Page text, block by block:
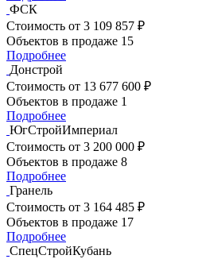
ФСК
Стоимость от 3 109 857 ₽
Объектов в продаже 15
Подробнее
Донстрой
Стоимость от 13 677 600 ₽
Объектов в продаже 1
Подробнее
ЮгСтройИмпериал
Стоимость от 3 200 000 ₽
Объектов в продаже 8
Подробнее
Гранель
Стоимость от 3 164 485 ₽
Объектов в продаже 17
Подробнее
СпецСтройКубань